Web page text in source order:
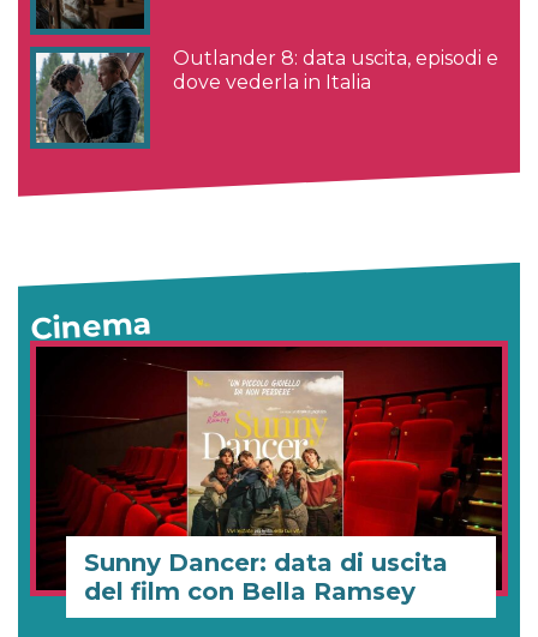
Outlander 8: data uscita, episodi e
dove vederla in Italia
Cinema
Sunny Dancer: data di uscita
del film con Bella Ramsey